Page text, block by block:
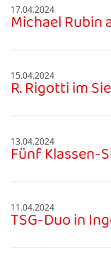
17.04.2024
Michael Rubin
15.04.2024
R. Rigotti im
13.04.2024
Fünf Klassen-
11.04.2024
TSG-Duo in